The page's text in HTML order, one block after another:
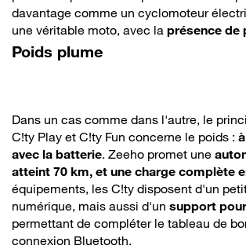
davantage comme un cyclomoteur
une véritable moto, avec la présence de
Poids plume
Dans un cas comme dans l'autre, le
C!ty Play et C!ty Fun concerne le poids :
avec la batterie. Zeeho promet une
atteint 70 km, et une charge complète
équipements, les C!ty disposent d'un
numérique, mais aussi d'un support
permettant de compléter le tableau de
connexion Bluetooth.